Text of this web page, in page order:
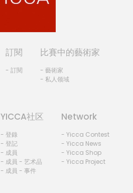
訂閱
- 訂閱
比賽中的藝術家
- 藝術家
- 私人领域
YICCA社区
- 登錄
- 登記
- 成員
- 成員 - 艺术品
- 成員 - 事件
Network
- Yicca Contest
- Yicca News
- Yicca Shop
- Yicca Project